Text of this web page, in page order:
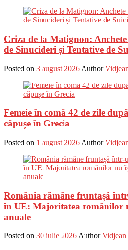
Criza de la Matignon:
de Sinucideri și Tentative de
Posted on 3 august 2026 Author
Femeie în comă 42 de zile
căpușe în Grecia
Posted on 1 august 2026 Author
România rămâne fruntașă
în UE: Majoritatea românilor
anuale
Posted on 30 iulie 2026 Author Vidjean